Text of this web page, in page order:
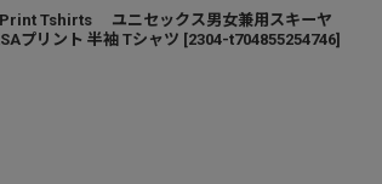
Tshirts ユニセックス男女兼用スキーヤ
プリント 半袖 Tシャツ [2304-t704855254746]